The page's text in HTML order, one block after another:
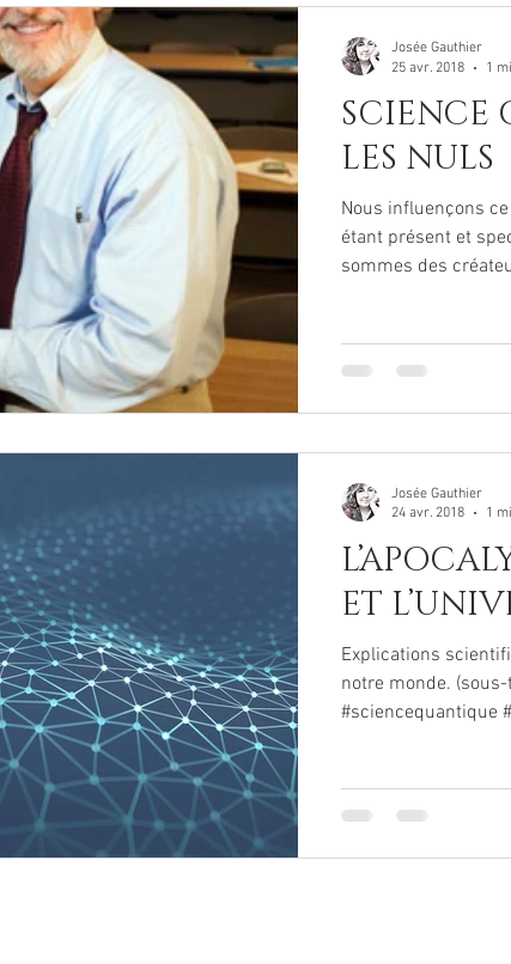
SCIENCE
LES NULS
Nous influençons
étant présent et
sommes des
Josée Gauthier
25 avr. 2018
1
ET
Explications
notre monde.
#sciencequantique
Josée Gauthier
24 avr. 2018
1